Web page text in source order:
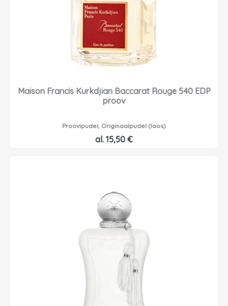
Maison Francis Kurkdjian Baccarat Rouge 540 EDP
proov
Proovipudel, Originaalpudel (laos)
al. 15,50 €